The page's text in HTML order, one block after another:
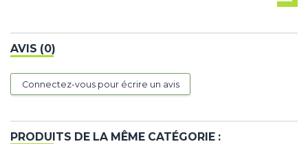
AVIS (0)
Connectez-vous pour écrire un avis
PRODUITS DE LA MÊME CATÉGORIE :